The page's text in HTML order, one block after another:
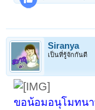
Siranya
เป็นที่รู้จักกันดี
ขอน้อมอนุโมทน